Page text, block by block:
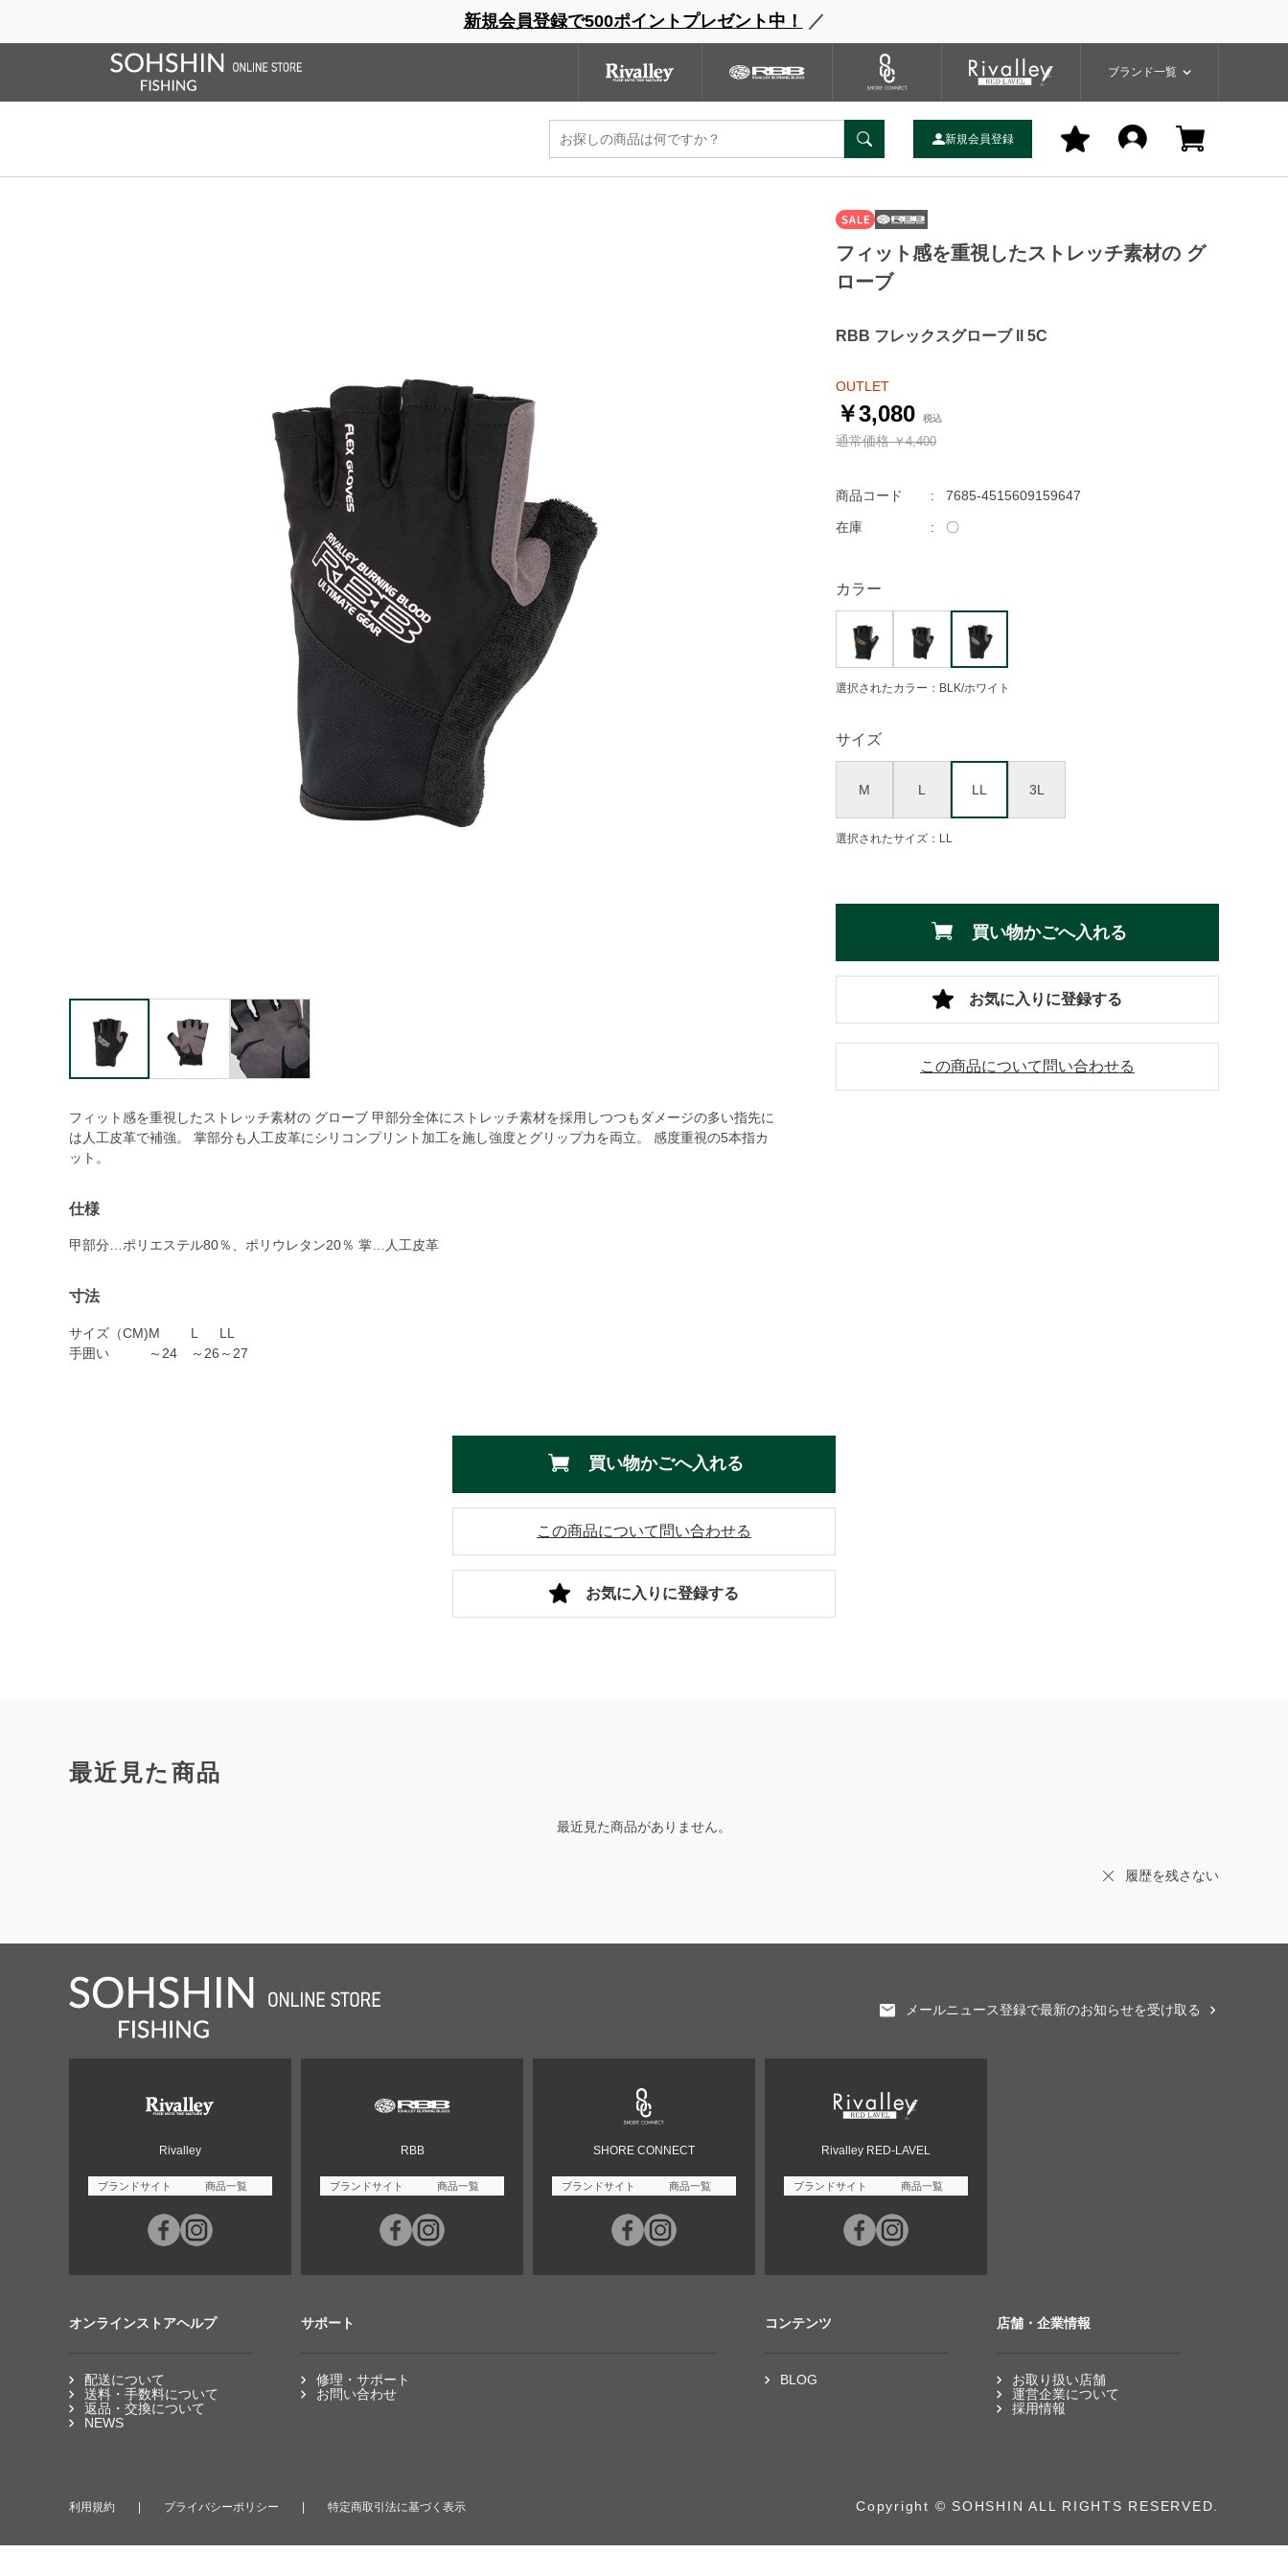
新規会員登録で500ポイントプレゼント中！ ／
ブランド一覧
ブランドサイト 商品一覧 ブランドサイト
新規会員登録
ウェーダー レインウェア フットウェア グローブ キャップ
RBB > RBB フレックスグローブ ll 5C
フィット感を重視したストレッチ素材の グローブ 甲部分全体にストレッチ素材を採用しつつもダメージの多い指先に
は人工皮革で補強。 掌部分も人工皮革にシリコンプリント加工を施し強度とグリップ力を両立。 感度重視の5本指カ
ット。
仕様
甲部分…ポリエステル80％、ポリウレタン20％ 掌…人工皮革
寸法
サイズ（CM)M L
LL
手囲い
～24 ～26 ～27
フィット感を重視したストレッチ素材の グ
ローブ
RBB フレックスグローブ ll 5C
OUTLET
￥3,080
通常価格￥4,400
商品コード 7685-4515609159647
在庫 〇
カラー
選択されたカラー：BLK/ホワイト
サイズ
M L LL 3L
選択されたサイズ：LL
買い物かごへ入れる
この商品について問い合わせる
お気に入りに登録する
買い物かごへ入れる
この商品について問い合わせる
お気に入りに登録する
最近見た商品
最近見た商品がありません。
履歴を残さない
メールニュース登録で最新のお知らせを受け取る
Rivalley
ブランドサイト 商品一覧
RBB
ブランドサイト 商品一覧
SHORE CONNECT
ブランドサイト 商品一覧
Rivalley RED-LAVEL
ブランドサイト 商品一覧
オンラインストアヘルプ
配送について
送料・手数料について
返品・交換について
NEWS
サポート
修理・サポート
お問い合わせ
コンテンツ
BLOG
店舗・企業情報
お取り扱い店舗
運営企業について
採用情報
利用規約 プライバシーポリシー 特定商取引法に基づく表示 Copyright © SOHSHIN ALL RIGHTS RESERVED.